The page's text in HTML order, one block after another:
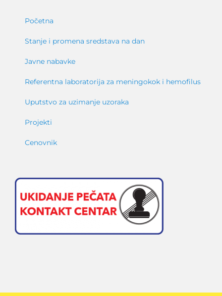
Početna
Stanje i promena sredstava na dan
Javne nabavke
Referentna laboratorija za meningokok i hemofilus
Uputstvo za uzimanje uzoraka
Projekti
Cenovnik